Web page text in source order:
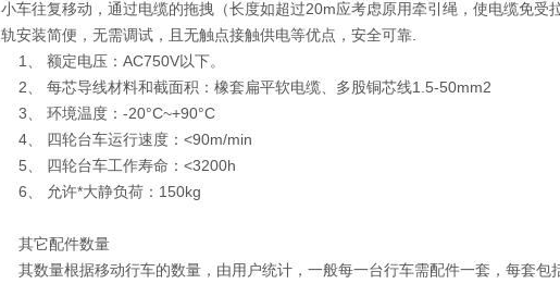
小车往复移动，通过电缆的拖拽（长度如超过20m应考虑原用牵引绳，使电缆免
轨安装简便，无需调试，且无触点接触供电等优点，安全可靠.
1、 额定电压：AC750V以下。
2、 每芯导线材料和截面积：橡套扁平软电缆、多股铜芯线1.5-50mm2
3、 环境温度：-20°C~+90°C
4、 四轮台车运行速度：<90m/min
5、 四轮台车工作寿命：<3200h
6、 允许*大静负荷：150kg
其它配件数量
其数量根据移动行车的数量，由用户统计，一般每一台行车需配件一套，每套包